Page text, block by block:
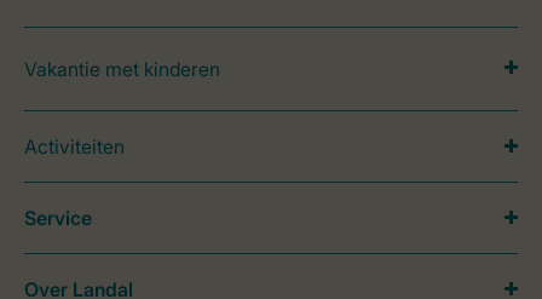
Vakantie met kinderen
Activiteiten
Service
Over Landal